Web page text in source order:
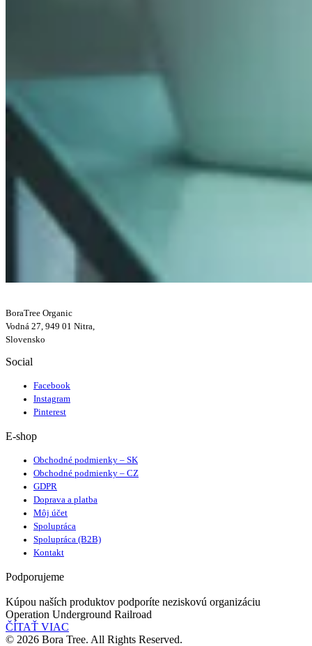
BoraTree Organic
Vodná 27, 949 01 Nitra,
Slovensko
Social
Facebook
Instagram
Pinterest
E-shop
Obchodné podmienky – SK
Obchodné podmienky – CZ
GDPR
Doprava a platba
Môj účet
Spolupráca
Spolupráca (B2B)
Kontakt
Podporujeme
Kúpou naších produktov podporíte neziskovú organizáciu
Operation Underground Railroad
ČÍTAŤ VIAC
© 2026 Bora Tree. All Rights Reserved.